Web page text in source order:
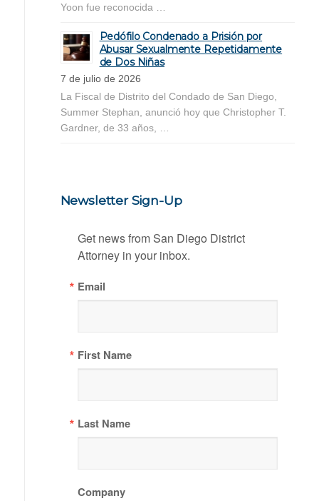
Yoon fue reconocida …
Pedófilo Condenado a Prisión por
Abusar Sexualmente Repetidamente
de Dos Niñas
7 de julio de 2026
La Fiscal de Distrito del Condado de San Diego,
Summer Stephan, anunció hoy que Christopher T.
Gardner, de 33 años, …
Newsletter Sign-Up
Get news from San Diego District
Attorney in your inbox.
Email
First Name
Last Name
Company